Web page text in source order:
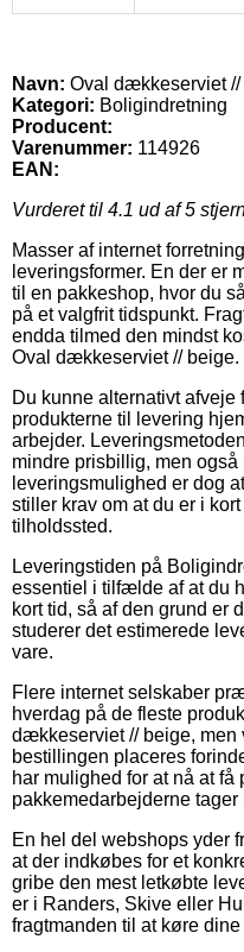
Navn: Oval dækkeserviet
Kategori: Boligindretning
Producent:
Varenummer: 114926
EAN:
Vurderet til 4.1 ud af 5
Masser af internet
leveringsformer. En der er
til en pakkeshop, hvor du
på et valgfrit tidspunkt.
endda tilmed den mindst
Oval dækkeserviet // beige.
Du kunne alternativt afveje
produkterne til levering
arbejder.
mindre prisbillig, men
leveringsmulighed er dog
stiller krav om at du er i
tilholdssted.
Leveringstiden på
essentiel i tilfælde af at du
kort tid, så af den grund er
studerer det estimerede
vare.
Flere internet selskaber
hverdag på de fleste
dækkeserviet // beige, men
bestillingen placeres
har mulighed for at nå at få
pakkemedarbejderne tager
En hel del webshops yder
at der indkøbes for et
gribe den mest letkøbte
er i Randers, Skive eller
fragtmanden til at køre